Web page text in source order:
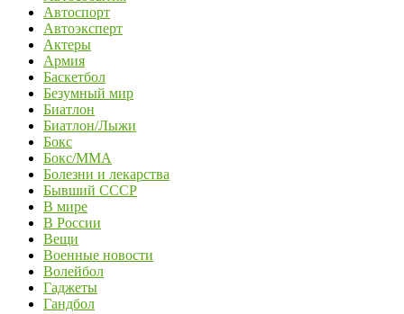
Автоспорт
Автоэксперт
Актеры
Армия
Баскетбол
Безумный мир
Биатлон
Биатлон/Лыжи
Бокс
Бокс/MMA
Болезни и лекарства
Бывший СССР
В мире
В России
Вещи
Военные новости
Волейбол
Гаджеты
Гандбол